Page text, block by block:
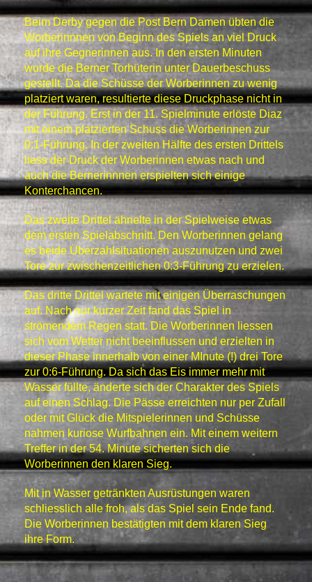
Beim Derby gegen die Post Bern Damen übten die
Worberinnnen von Beginn des Spiels an viel Druck
auf ihre Gegnerinnen aus. In den ersten Minuten
wurde die Berner Torhüterin unter Dauerbeschuss
gestellt. Da die Schüsse der Worberinnen zu wenig
platziert waren, resultierte diese Druckphase nicht in
der Führung. Erst in der 11. Spielminute erlöste Diaz
mit einem platzierten Schuss die Worberinnen zur
0:1-Führung. In der zweiten Hälfte des ersten Drittels
liess der Druck der Worberinnen etwas nach und
auch die Bernerinnnen erspielten sich einige
Konterchancen.
Das zweite Drittel ähnelte in der Spielweise etwas
dem ersten Spielabschnitt. Den Worberinnen gelang
es beide Überzahlsituationen auszunutzen und zwei
Tore zur zwischenzeitlichen 0:3-Führung zu erzielen.
Das dritte Drittel wartete mit einigen Überraschungen
auf. Nach nur kurzer Zeit fand das Spiel in
strömendem Regen statt. Die Worberinnen liessen
sich vom Wetter nicht beeinflussen und erzielten in
dieser Phase innerhalb von einer MInute (!) drei Tore
zur 0:6-Führung. Da sich das Eis immer mehr mit
Wasser füllte, änderte sich der Charakter des Spiels
auf einen Schlag. Die Pässe erreichten nur per Zufall
oder mit Glück die Mitspielerinnen und Schüsse
nahmen kuriose Wurfbahnen ein. Mit einem weitern
Treffer in der 54. Minute sicherten sich die
Worberinnen den klaren Sieg.
Mit in Wasser getränkten Ausrüstungen waren
schliesslich alle froh, als das Spiel sein Ende fand.
Die Worberinnen bestätigten mit dem klaren Sieg
ihre Form.